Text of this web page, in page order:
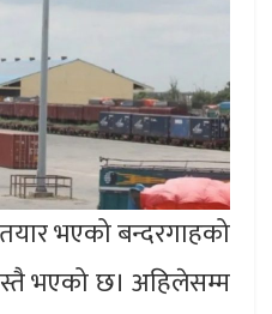
भएको बन्दरगाहको
भएको छ। अहिलेसम्म